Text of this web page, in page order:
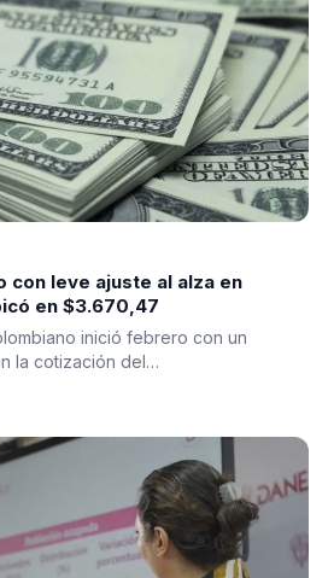
con leve ajuste al alza en
en $3.670,47
inició febrero con un
la cotización del…